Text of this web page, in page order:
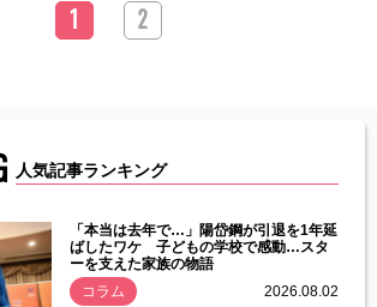
1 2
人気記事ランキング
「本当は去年で…」陽岱鋼が引退を1年延
ばしたワケ 子どもの学校で感動…スタ
ーを支えた家族の物語
コラム
2026.08.02